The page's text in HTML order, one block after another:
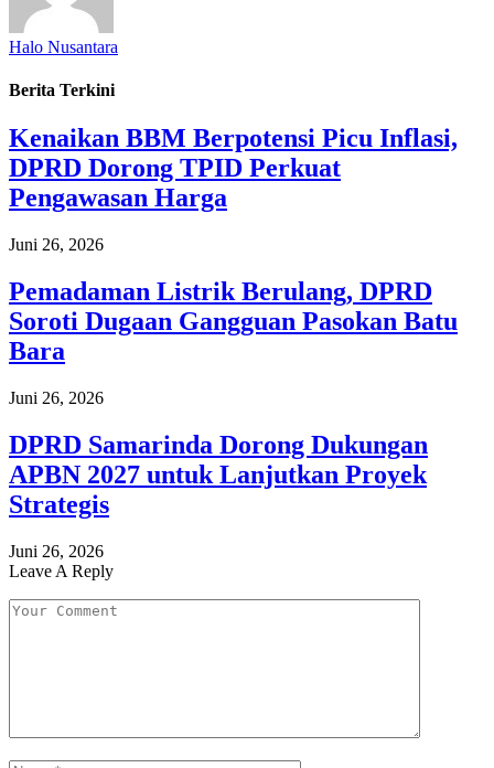
Halo Nusantara
Berita Terkini
Kenaikan BBM Berpotensi Picu Inflasi,
DPRD Dorong TPID Perkuat
Pengawasan Harga
Juni 26, 2026
Pemadaman Listrik Berulang, DPRD
Soroti Dugaan Gangguan Pasokan Batu
Bara
Juni 26, 2026
DPRD Samarinda Dorong Dukungan
APBN 2027 untuk Lanjutkan Proyek
Strategis
Juni 26, 2026
Leave A Reply